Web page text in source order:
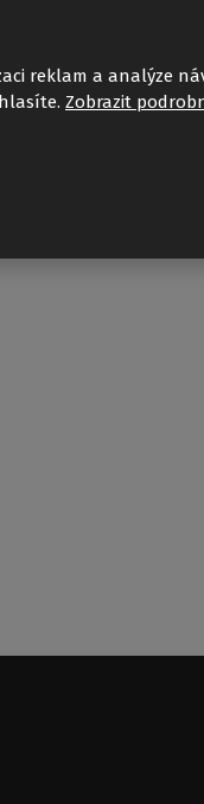
reklam a analýze
Zobrazit